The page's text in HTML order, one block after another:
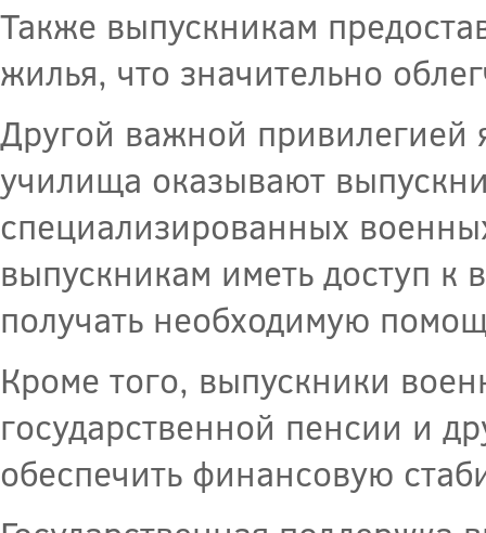
Также выпускникам
жилья, что значительно
Другой важной привилегией
училища оказывают
специализированных
выпускникам иметь доступ
получать необходимую
Кроме того, выпускники
государственной пенсии и
обеспечить финансовую